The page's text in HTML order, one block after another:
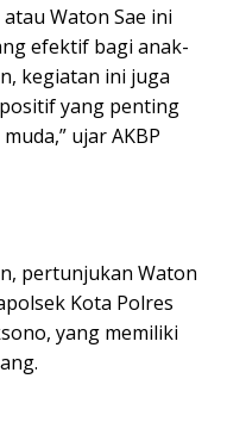
Waton Sae ini
efektif bagi anak-
kegiatan ini juga
yang penting
ujar AKBP
pertunjukan Waton
Kota Polres
yang memiliki